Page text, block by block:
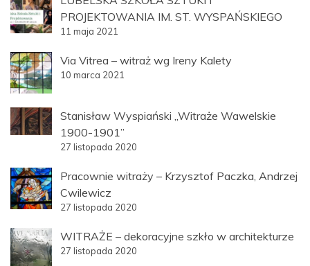
PROJEKTOWANIA IM. ST. WYSPAŃSKIEGO
11 maja 2021
Via Vitrea – witraż wg Ireny Kalety
10 marca 2021
Stanisław Wyspiański „Witraże Wawelskie
1900-1901”
27 listopada 2020
Pracownie witraży – Krzysztof Paczka, Andrzej
Cwilewicz
27 listopada 2020
WITRAŻE – dekoracyjne szkło w architekturze
27 listopada 2020